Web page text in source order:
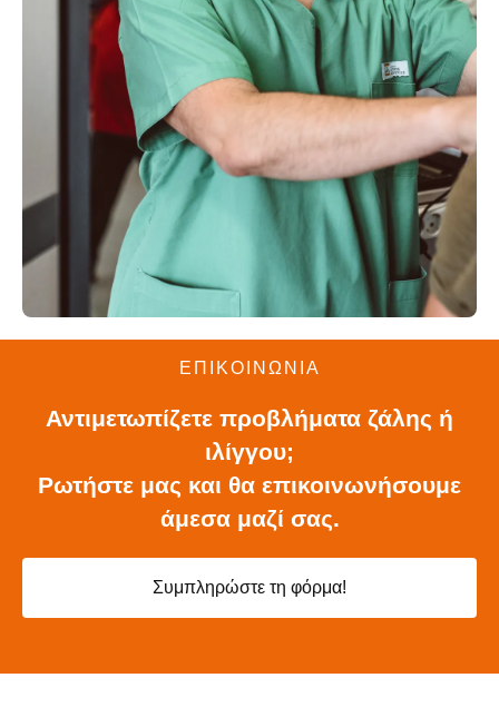
ΕΠΙΚΟΙΝΩΝΙΑ
Αντιμετωπίζετε προβλήματα ζάλης ή
ιλίγγου;
Ρωτήστε μας και θα επικοινωνήσουμε
άμεσα μαζί σας.
Συμπληρώστε τη φόρμα!